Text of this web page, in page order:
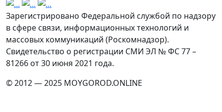
Зарегистрировано Федеральной службой по надзору
в сфере связи, информационных технологий и
массовых коммуникаций (Роскомнадзор).
Свидетельство о регистрации СМИ ЭЛ № ФС 77 –
81266 от 30 июня 2021 года.
© 2012 — 2025 MOYGOROD.ONLINE